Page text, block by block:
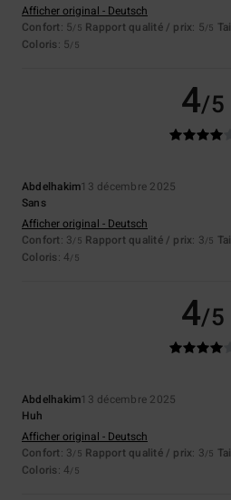
Afficher original - Deutsch
Confort: 5/5 Rapport qualité / prix: 5/5
Coloris: 5/5
4/5
Abdelhakim13 décembre 2025
Sans
Afficher original - Deutsch
Confort: 3/5 Rapport qualité / prix: 3/5
Coloris: 4/5
4/5
Abdelhakim13 décembre 2025
Huh
Afficher original - Deutsch
Confort: 3/5 Rapport qualité / prix: 3/5
Coloris: 4/5